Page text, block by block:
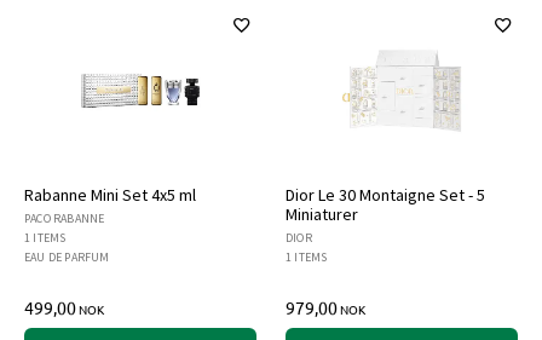
Rabanne Mini Set 4x5 ml
PACO RABANNE
1 ITEMS
EAU DE PARFUM
499,00NOK
Dior Le 30 Montaigne Set - 5
Miniaturer
DIOR
1 ITEMS
979,00NOK